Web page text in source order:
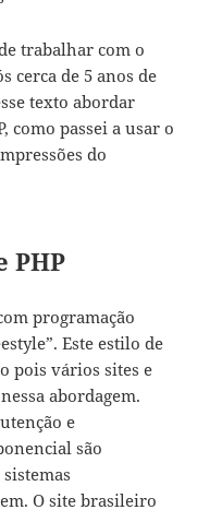
trabalhar com o
cerca de 5 anos de
texto abordar
como passei a usar o
do
PHP
programação
Este estilo de
pois vários sites e
abordagem.
e
são
O site brasileiro